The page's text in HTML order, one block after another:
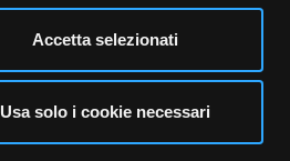
Accetta selezionati
Usa solo i cookie necessari